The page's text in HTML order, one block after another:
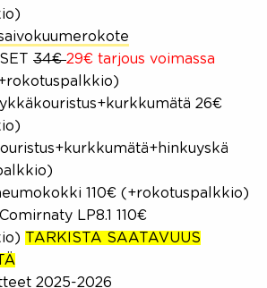
34€29€ tarjous voimassa
26€
110€ (+rokotuspalkkio)
LP8.1 110€
TARKISTA SAATAVUUS
2025-2026